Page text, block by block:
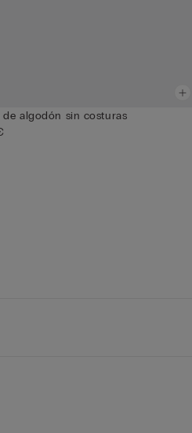
de algodón sin costuras